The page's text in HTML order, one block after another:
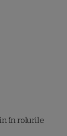
în rolurile